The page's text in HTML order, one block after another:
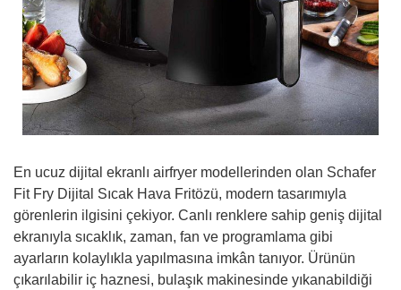
En ucuz dijital ekranlı airfryer modellerinden olan Schafer
Fit Fry Dijital Sıcak Hava Fritözü, modern tasarımıyla
görenlerin ilgisini çekiyor. Canlı renklere sahip geniş dijital
ekranıyla sıcaklık, zaman, fan ve programlama gibi
ayarların kolaylıkla yapılmasına imkân tanıyor. Ürünün
çıkarılabilir iç haznesi, bulaşık makinesinde yıkanabildiği